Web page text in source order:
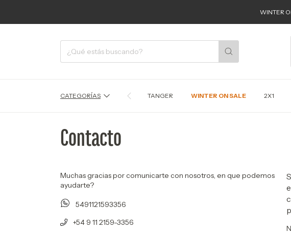
WINTER ON
CATEGORÍAS TANGER WINTER ON SALE 2X1
Contacto
Muchas gracias por comunicarte con nosotros, en que podemos
ayudarte?
5491121593356
+54 9 11 2159-3356